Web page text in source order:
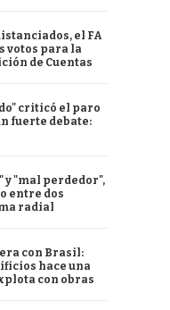
el FA
votos para la
de Cuentas
criticó el paro
fuerte debate:
y "mal perdedor",
entre dos
radial
con Brasil:
hace una
con obras